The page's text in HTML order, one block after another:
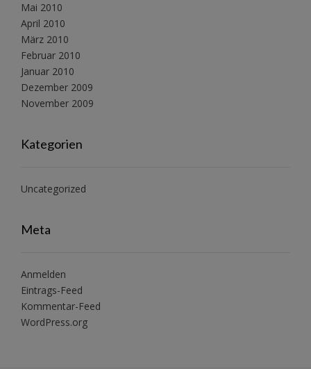
Mai 2010
April 2010
März 2010
Februar 2010
Januar 2010
Dezember 2009
November 2009
Kategorien
Uncategorized
Meta
Anmelden
Eintrags-Feed
Kommentar-Feed
WordPress.org